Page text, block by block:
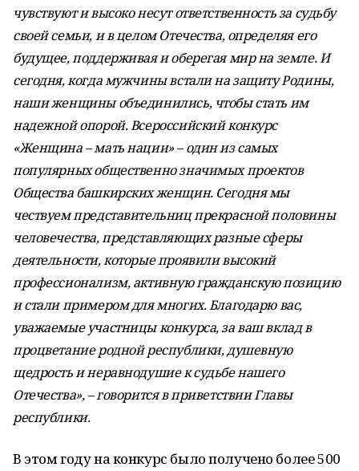
чувствуют и высоко несут ответственность за судьбу
своей семьи, и в целом Отечества, определяя его
будущее, поддерживая и оберегая мир на земле. И
сегодня, когда мужчины встали на защиту Родины,
наши женщины объединились, чтобы стать им
надежной опорой. Всероссийский конкурс
«Женщина – мать нации» – один из самых
популярных общественно значимых проектов
Общества башкирских женщин. Сегодня мы
чествуем представительниц прекрасной половины
человечества, представляющих разные сферы
деятельности, которые проявили высокий
профессионализм, активную гражданскую позицию
и стали примером для многих. Благодарю вас,
уважаемые участницы конкурса, за ваш вклад в
процветание родной республики, душевную
щедрость и неравнодушие к судьбе нашего
Отечества», – говорится в приветствии Главы
республики.
В этом году на конкурс было получено более 500